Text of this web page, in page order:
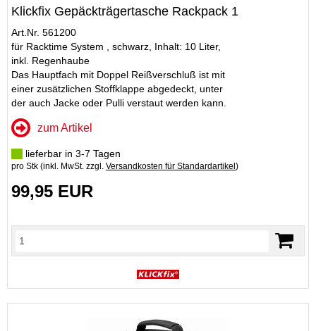
Klickfix Gepäckträgertasche Rackpack 1
Art.Nr. 561200
für Racktime System , schwarz, Inhalt: 10 Liter,
inkl. Regenhaube
Das Hauptfach mit Doppel Reißverschluß ist mit
einer zusätzlichen Stoffklappe abgedeckt, unter
der auch Jacke oder Pulli verstaut werden kann.
zum Artikel
lieferbar in 3-7 Tagen
pro Stk (inkl. MwSt. zzgl. Versandkosten für Standardartikel)
99,95 EUR